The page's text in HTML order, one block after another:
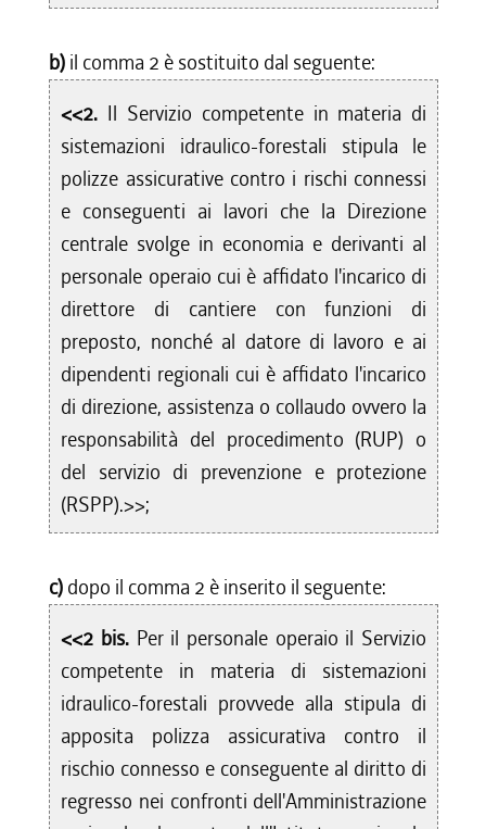
b) il comma 2 è sostituito dal seguente:
<<2. Il Servizio competente in materia di
sistemazioni idraulico-forestali stipula le
polizze assicurative contro i rischi connessi
e conseguenti ai lavori che la Direzione
centrale svolge in economia e derivanti al
personale operaio cui è affidato l'incarico di
direttore di cantiere con funzioni di
preposto, nonché al datore di lavoro e ai
dipendenti regionali cui è affidato l'incarico
di direzione, assistenza o collaudo ovvero la
responsabilità del procedimento (RUP) o
del servizio di prevenzione e protezione
(RSPP).>>;
c) dopo il comma 2 è inserito il seguente:
<<2 bis. Per il personale operaio il Servizio
competente in materia di sistemazioni
idraulico-forestali provvede alla stipula di
apposita polizza assicurativa contro il
rischio connesso e conseguente al diritto di
regresso nei confronti dell'Amministrazione